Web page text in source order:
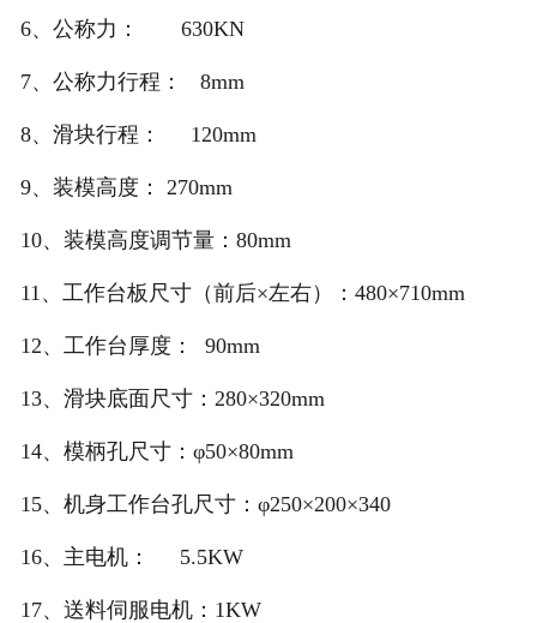
6、公称力： 630KN
7、公称力行程： 8mm
8、滑块行程： 120mm
9、装模高度： 270mm
10、装模高度调节量：80mm
11、工作台板尺寸（前后×左右）：480×710mm
12、工作台厚度： 90mm
13、滑块底面尺寸：280×320mm
14、模柄孔尺寸：φ50×80mm
15、机身工作台孔尺寸：φ250×200×340
16、主电机： 5.5KW
17、送料伺服电机：1KW